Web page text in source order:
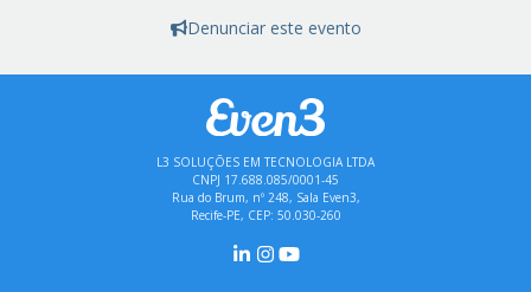
Denunciar este evento
L3 SOLUÇÕES EM TECNOLOGIA LTDA
CNPJ 17.688.085/0001-45
Rua do Brum, nº 248, Sala Even3,
Recife-PE, CEP: 50.030-260